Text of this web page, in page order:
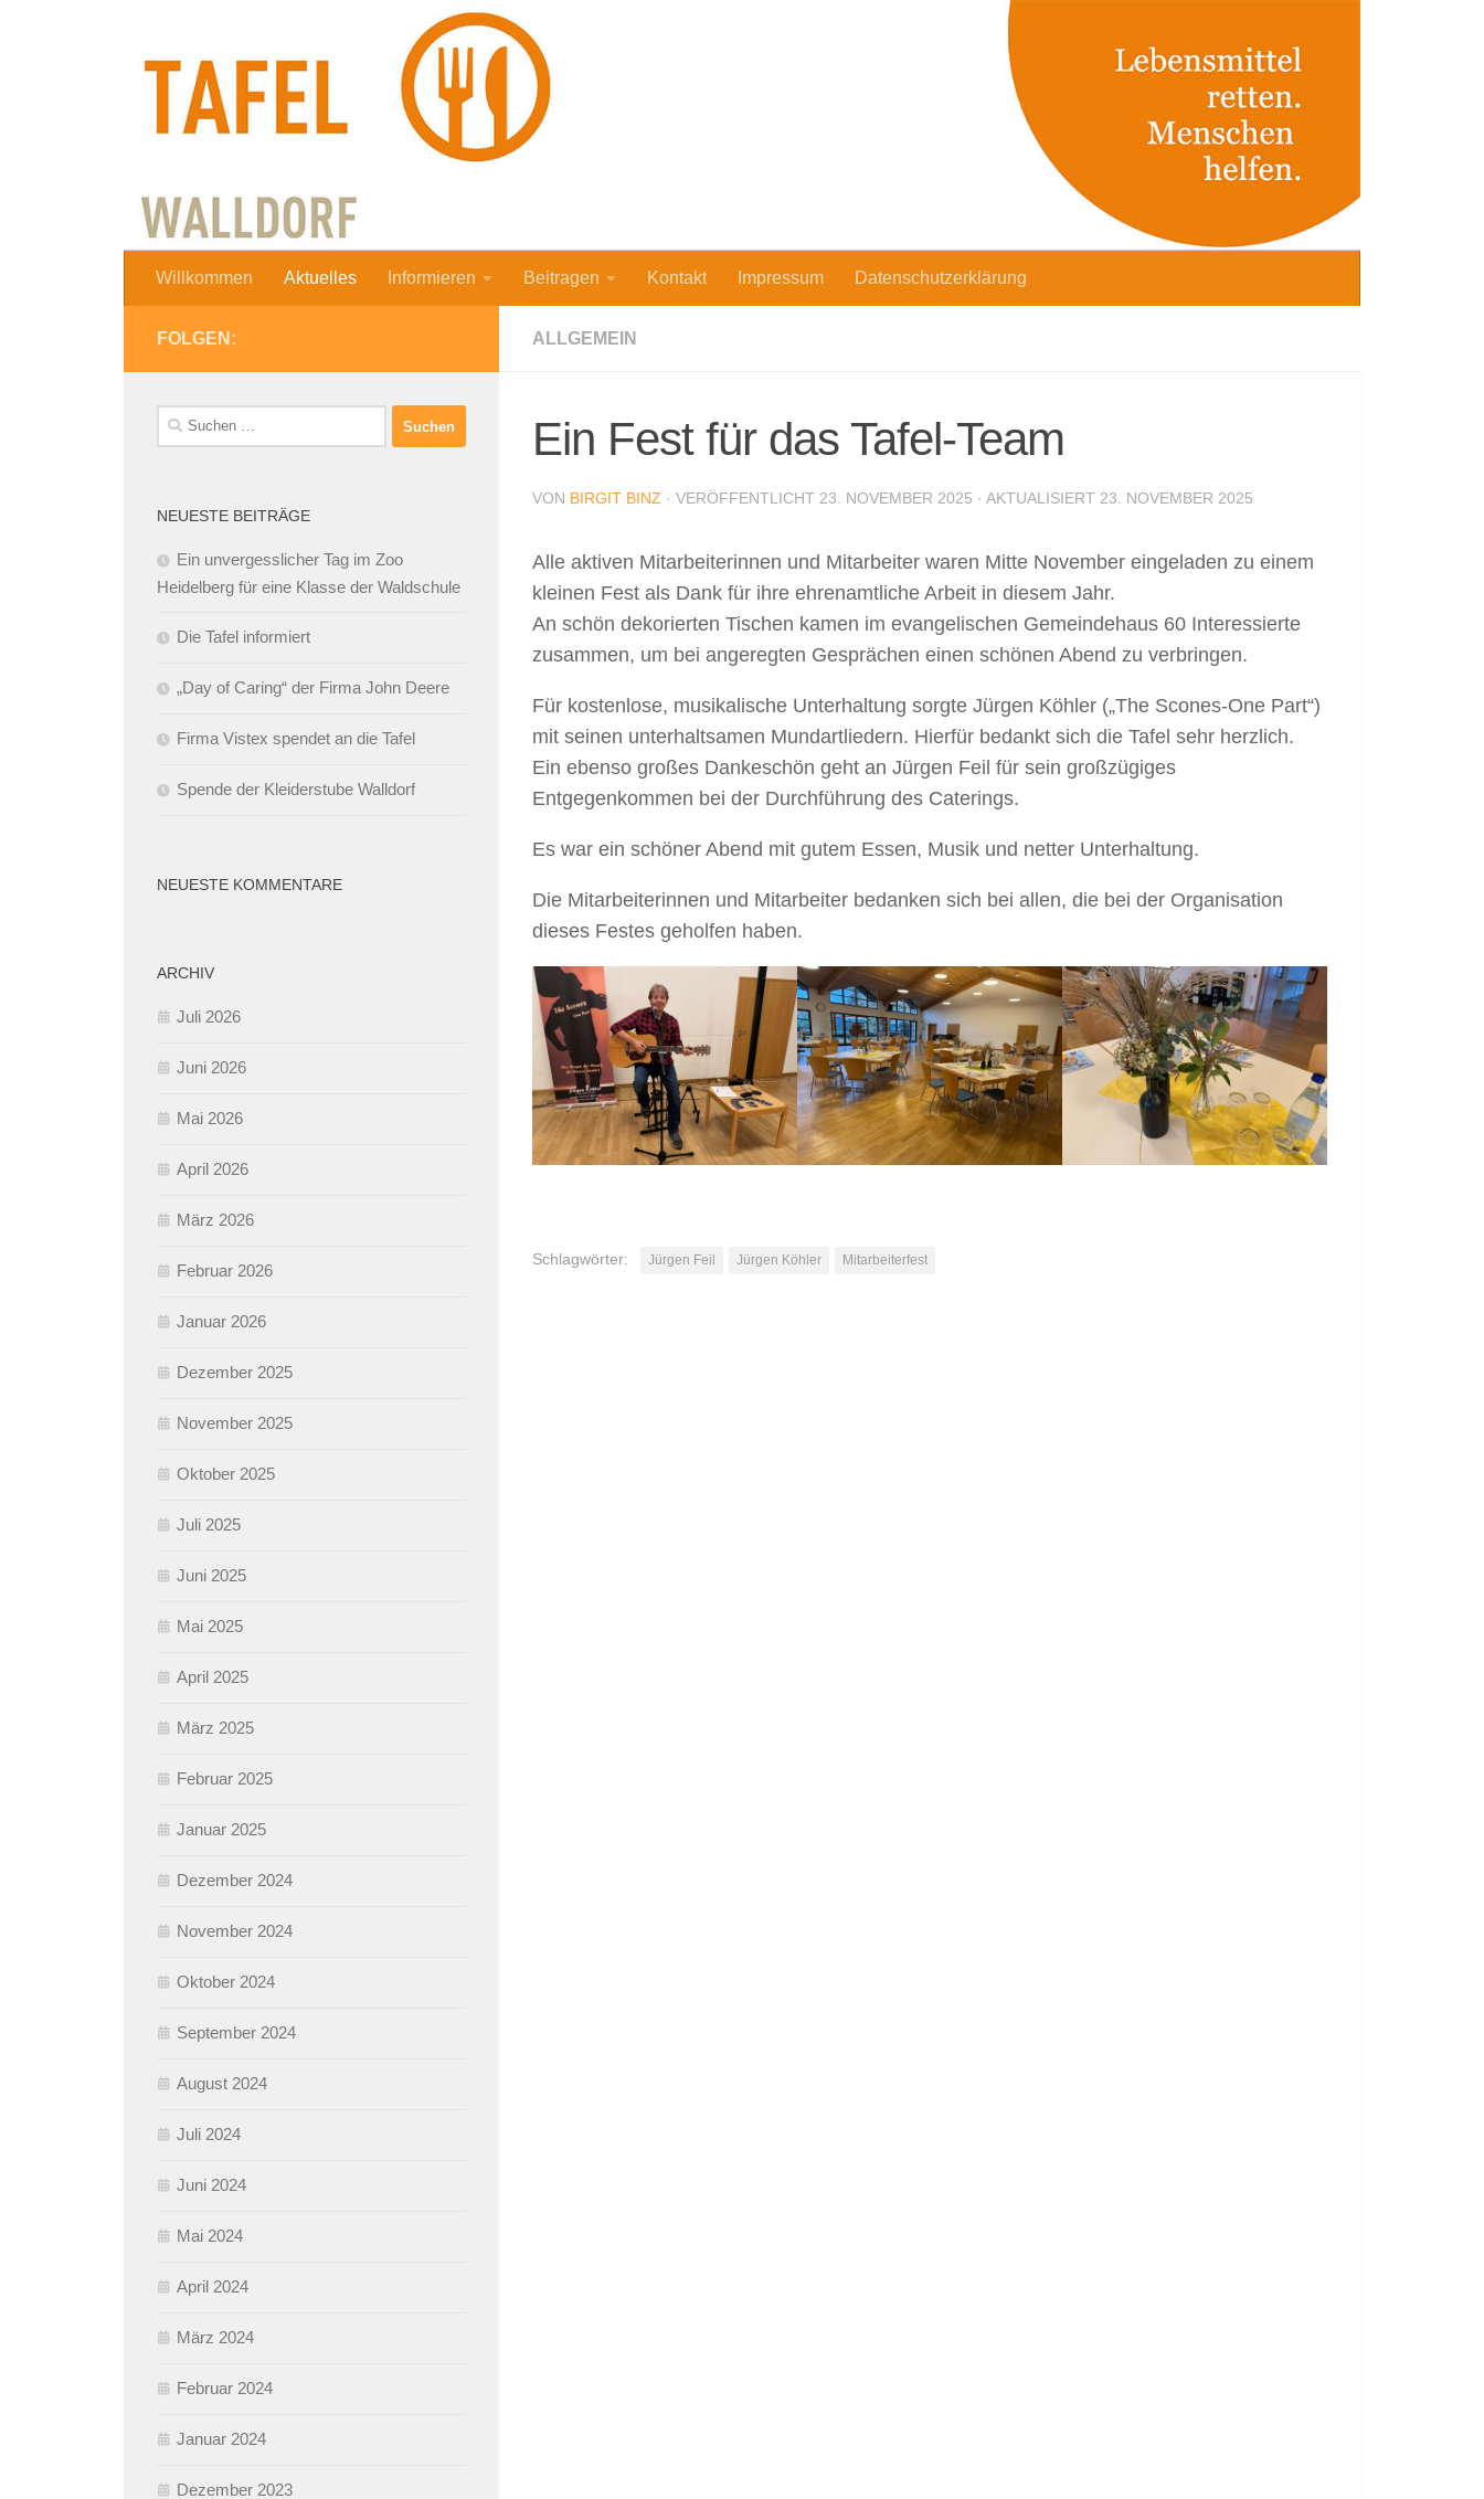
Willkommen Aktuelles Informieren Beitragen Kontakt Impressum Datenschutzerklärung
ALLGEMEIN
Ein Fest für das Tafel-Team
VON BIRGIT BINZ · VERÖFFENTLICHT 23. NOVEMBER 2025 · AKTUALISIERT 23. NOVEMBER 2025
Alle aktiven Mitarbeiterinnen und Mitarbeiter waren Mitte November eingeladen zu einem
kleinen Fest als Dank für ihre ehrenamtliche Arbeit in diesem Jahr.
An schön dekorierten Tischen kamen im evangelischen Gemeindehaus 60 Interessierte
zusammen, um bei angeregten Gesprächen einen schönen Abend zu verbringen.
Für kostenlose, musikalische Unterhaltung sorgte Jürgen Köhler („The Scones-One Part“)
mit seinen unterhaltsamen Mundartliedern. Hierfür bedankt sich die Tafel sehr herzlich.
Ein ebenso großes Dankeschön geht an Jürgen Feil für sein großzügiges
Entgegenkommen bei der Durchführung des Caterings.
Es war ein schöner Abend mit gutem Essen, Musik und netter Unterhaltung.
Die Mitarbeiterinnen und Mitarbeiter bedanken sich bei allen, die bei der Organisation
dieses Festes geholfen haben.
Schlagwörter: Jürgen Feil Jürgen Köhler Mitarbeiterfest
FOLGEN:
Suchen
nach:
NEUESTE BEITRÄGE
Ein unvergesslicher Tag im Zoo
Heidelberg für eine Klasse der Waldschule
Die Tafel informiert
„Day of Caring“ der Firma John Deere
Firma Vistex spendet an die Tafel
Spende der Kleiderstube Walldorf
NEUESTE KOMMENTARE
ARCHIV
Juli 2026
Juni 2026
Mai 2026
April 2026
März 2026
Februar 2026
Januar 2026
Dezember 2025
November 2025
Oktober 2025
Juli 2025
Juni 2025
Mai 2025
April 2025
März 2025
Februar 2025
Januar 2025
Dezember 2024
November 2024
Oktober 2024
September 2024
August 2024
Juli 2024
Juni 2024
Mai 2024
April 2024
März 2024
Februar 2024
Januar 2024
Dezember 2023